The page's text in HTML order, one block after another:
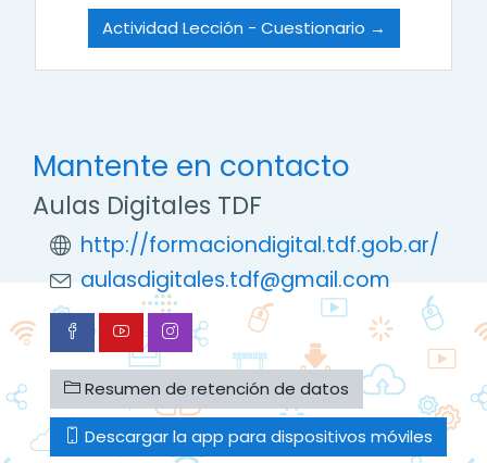
Actividad Lección - Cuestionario →
Mantente en contacto
Aulas Digitales TDF
http://formaciondigital.tdf.gob.ar/
aulasdigitales.tdf@gmail.com
Resumen de retención de datos
Descargar la app para dispositivos móviles